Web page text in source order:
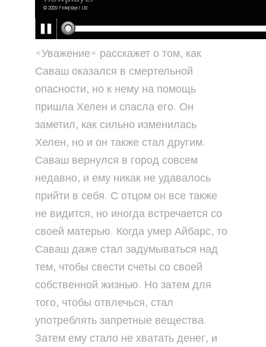
«Уважение» расскажет о том, как
Саваш оказался в смертельной
опасности, но к нему на помощь
пришла Хелен и спасла его. Он
заметил, как сильно изменилась
Хелен, но и он также стал другим.
Саваш вернулся в город совсем
недавно, и ему никак не удавалось
прийти в себя. С отцом он все также
не видится, но иногда встречается со
своей матерью. Когда умер Айбарс, то
Саваш даже стал задумываться над
тем, чтобы свести счеты со своей
собственной жизнью. Но затем для
того, чтобы отвлечься, стал
употреблять запретные вещества.
Затем ему стало не хватать денег, и